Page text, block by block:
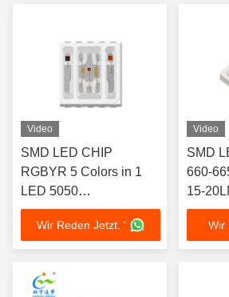
Video
SMD LED CHIP
RGBYR 5 Colors in 1
LED 5050
IR+Green+UV+IR+RED+YELLOW
6 Colors in 1 LED Chip
for Medical Beauty
Wir Reden Jetzt. '
Video
SMD
660-
15-
Maske
Wir